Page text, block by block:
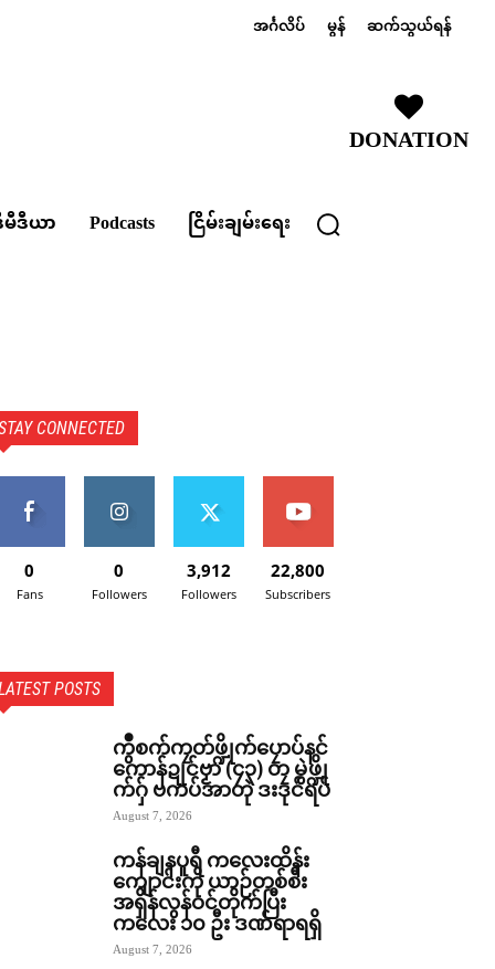
အင်္ဂလိပ် မွန် ဆက်သွယ်ရန်
DONATION
မီဒီယာ Podcasts ငြိမ်းချမ်းရေး
CONNECTED
0
Fans
0
Followers
3,912
Followers
22,800
Subscribers
POSTS
ကွဳစက်ကၠတ်ဖ္ဍိုက်ပၠောပ်နင်
ကောန်ဍုင်ဗၟာ (၄၃) တၠ မွဲဖ္ဍို
က်ဂှ် ဗကပ်အာတုဲ ဒးဒုင်ရပ်
August 7, 2026
ကန်ချနပူရီ ကလေးထိန်း
ကျောင်းကို ယာဉ်တစ်စီး
အရှိန်လွန်ဝင်တိုက်ပြီး
ကလေး ၁၀ ဦး ဒဏ်ရာရရှိ
August 7, 2026